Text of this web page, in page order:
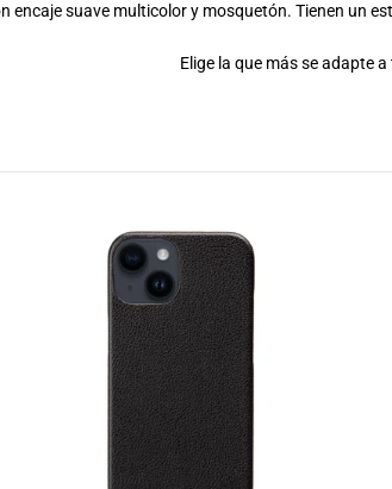
encaje suave multicolor y mosquetón. Tienen un
Elige la que más se adapte